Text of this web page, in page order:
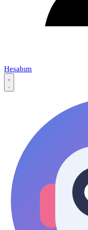
Hesabım